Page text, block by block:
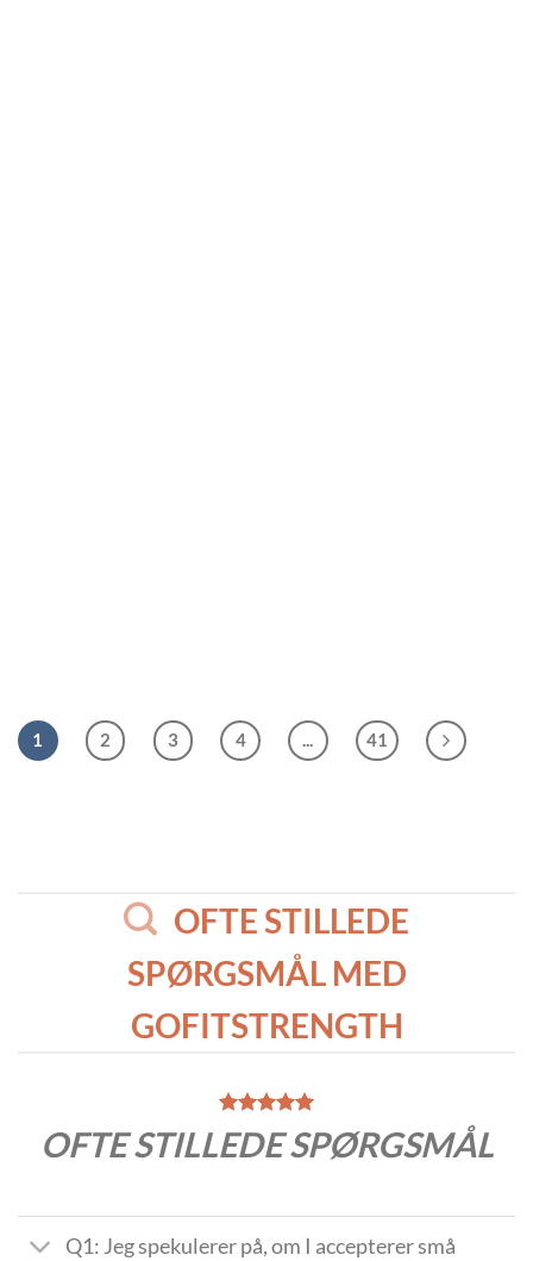
1 2 3 4 ... 41
OFTE STILLEDE
SPØRGSMÅL MED
GOFITSTRENGTH
OFTE STILLEDE SPØRGSMÅL
Q1: Jeg spekulerer på, om I accepterer små